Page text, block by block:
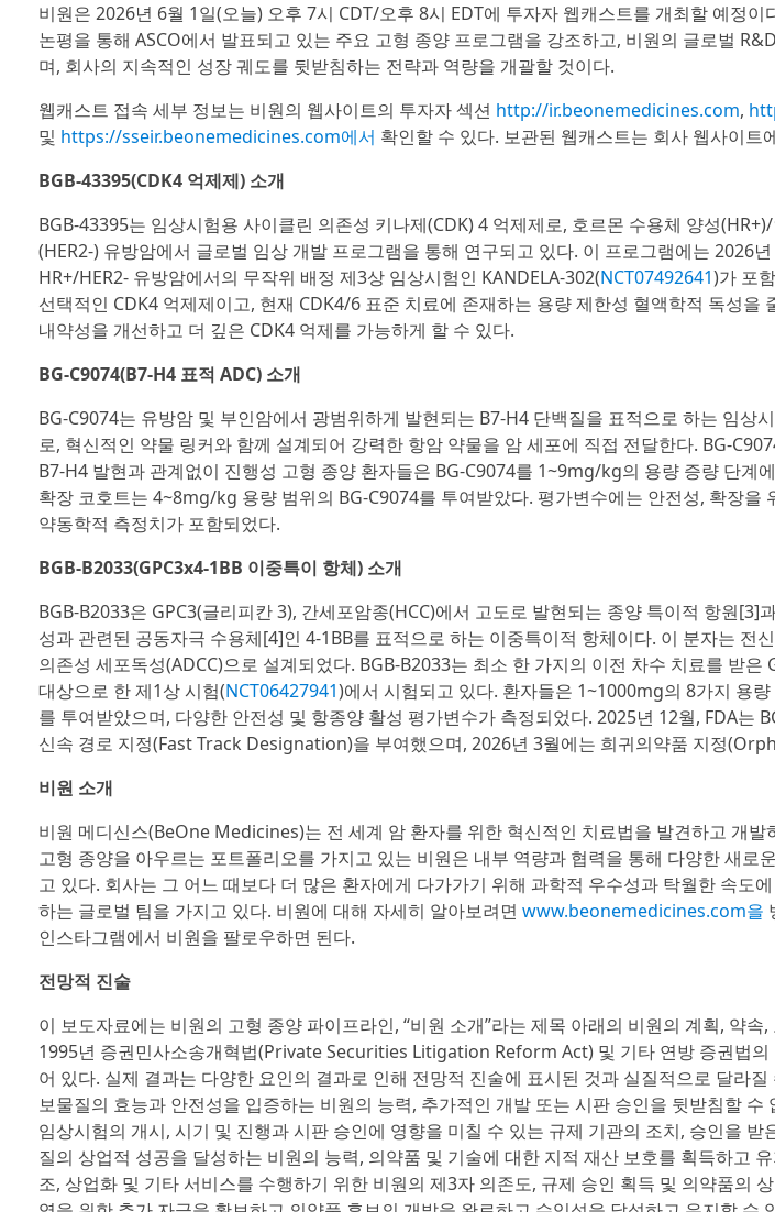
비원은 2026년 6월 1일(오늘) 오후 7시 CDT/오후 8시 EDT에 투자자 웹캐스트를 개최할 예정
논평을 통해 ASCO에서 발표되고 있는 주요 고형 종양 프로그램을 강조하고, 비원의 글로벌
며, 회사의 지속적인 성장 궤도를 뒷받침하는 전략과 역량을 개괄할 것이다.
웹캐스트 접속 세부 정보는 비원의 웹사이트의 투자자 섹션 http://ir.beonemedicines.com,
및 https://sseir.beonemedicines.com에서 확인할 수 있다. 보관된 웹캐스트는 회사 웹사이트
BGB-43395(CDK4 억제제) 소개
BGB-43395는 임상시험용 사이클린 의존성 키나제(CDK) 4 억제제로, 호르몬 수용체 양성
(HER2-) 유방암에서 글로벌 임상 개발 프로그램을 통해 연구되고 있다. 이 프로그램에는 2026
HR+/HER2- 유방암에서의 무작위 배정 제3상 임상시험인 KANDELA-302(NCT07492641)가 포
선택적인 CDK4 억제제이고, 현재 CDK4/6 표준 치료에 존재하는 용량 제한성 혈액학적 독성을
내약성을 개선하고 더 깊은 CDK4 억제를 가능하게 할 수 있다.
BG-C9074(B7-H4 표적 ADC) 소개
BG-C9074는 유방암 및 부인암에서 광범위하게 발현되는 B7-H4 단백질을 표적으로 하는 임상
로, 혁신적인 약물 링커와 함께 설계되어 강력한 항암 약물을 암 세포에 직접 전달한다. BG-
B7-H4 발현과 관계없이 진행성 고형 종양 환자들은 BG-C9074를 1~9mg/kg의 용량 증량 단계
확장 코호트는 4~8mg/kg 용량 범위의 BG-C9074를 투여받았다. 평가변수에는 안전성, 확장을
약동학적 측정치가 포함되었다.
BGB-B2033(GPC3x4-1BB 이중특이 항체) 소개
BGB-B2033은 GPC3(글리피칸 3), 간세포암종(HCC)에서 고도로 발현되는 종양 특이적 항원[3]
성과 관련된 공동자극 수용체[4]인 4-1BB를 표적으로 하는 이중특이적 항체이다. 이 분자는 전
의존성 세포독성(ADCC)으로 설계되었다. BGB-B2033는 최소 한 가지의 이전 차수 치료를 받은
대상으로 한 제1상 시험(NCT06427941)에서 시험되고 있다. 환자들은 1~1000mg의 8가지 용
를 투여받았으며, 다양한 안전성 및 항종양 활성 평가변수가 측정되었다. 2025년 12월, FDA는
신속 경로 지정(Fast Track Designation)을 부여했으며, 2026년 3월에는 희귀의약품 지정
비원 소개
비원 메디신스(BeOne Medicines)는 전 세계 암 환자를 위한 혁신적인 치료법을 발견하고 개
고형 종양을 아우르는 포트폴리오를 가지고 있는 비원은 내부 역량과 협력을 통해 다양한 새로
고 있다. 회사는 그 어느 때보다 더 많은 환자에게 다가가기 위해 과학적 우수성과 탁월한 속도
하는 글로벌 팀을 가지고 있다. 비원에 대해 자세히 알아보려면 www.beonemedicines.com을
인스타그램에서 비원을 팔로우하면 된다.
전망적 진술
이 보도자료에는 비원의 고형 종양 파이프라인, “비원 소개”라는 제목 아래의 비원의 계획, 약
1995년 증권민사소송개혁법(Private Securities Litigation Reform Act) 및 기타 연방 증권법의
어 있다. 실제 결과는 다양한 요인의 결과로 인해 전망적 진술에 표시된 것과 실질적으로 달라
보물질의 효능과 안전성을 입증하는 비원의 능력, 추가적인 개발 또는 시판 승인을 뒷받침할 수
임상시험의 개시, 시기 및 진행과 시판 승인에 영향을 미칠 수 있는 규제 기관의 조치, 승인을 받
질의 상업적 성공을 달성하는 비원의 능력, 의약품 및 기술에 대한 지적 재산 보호를 획득하고
조, 상업화 및 기타 서비스를 수행하기 위한 비원의 제3자 의존도, 규제 승인 획득 및 의약품의